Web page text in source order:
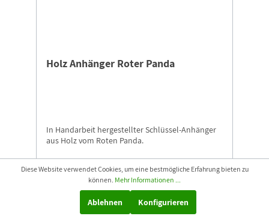
Holz Anhänger Roter Panda
In Handarbeit hergestellter Schlüssel-Anhänger
aus Holz vom Roten Panda.
Diese Website verwendet Cookies, um eine bestmögliche Erfahrung bieten zu
können. Mehr Informationen ...
Ablehnen Konfigurieren